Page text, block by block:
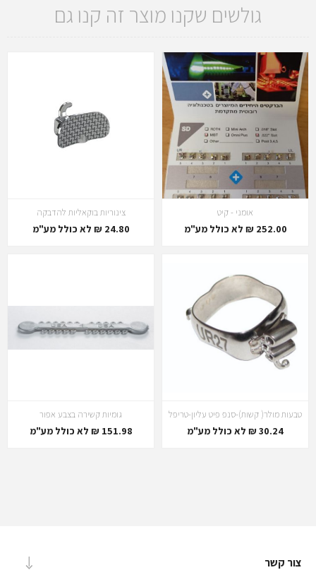
גולשים שקנו מוצר זה קנו גם
אומני - קיט
252.00 ₪ לא כולל מע"מ
צינוריות בוקאליות להדבקה
24.80 ₪ לא כולל מע"מ
טבעות מולר( קשות)-סנפ פיט עליון-טריפל
30.24 ₪ לא כולל מע"מ
גומיות קשירה בצבע אפור
151.98 ₪ לא כולל מע"מ
צור קשר